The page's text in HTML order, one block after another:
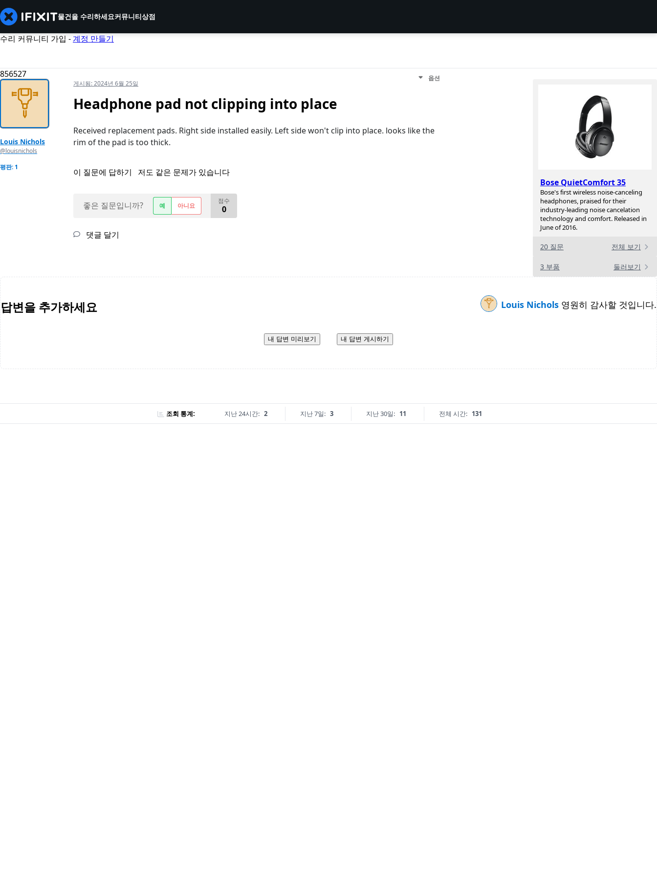
물건을 수리하세요커뮤니티상점
수리 커뮤니티 가입 -계정 만들기
856527
Bose QuietComfort 35
Bose's first wireless noise-canceling
headphones, praised for their
industry-leading noise cancelation
technology and comfort. Released in
June of 2016.
20 질문 전체 보기
3 부품 둘러보기
Louis Nichols
@louisnichols
평판: 1
게시됨:2024년 6월 25일
옵션
Headphone pad not clipping into place
Received replacement pads. Right side installed easily. Left side won't clip into place. looks like the
rim of the pad is too thick.
이 질문에 답하기 저도 같은 문제가 있습니다
좋은 질문입니까? 예 아니요
점수
0
댓글 달기
답변을 추가하세요 Louis Nichols 영원히 감사할 것입니다.
내 답변 미리보기 내 답변 게시하기
조회 통계: 지난 24시간: 2 지난 7일: 3 지난 30일: 11 전체 시간: 131